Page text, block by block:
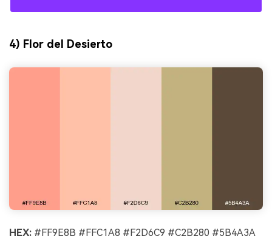
4) Flor del Desierto
HEX: #FF9E8B #FFC1A8 #F2D6C9 #C2B280 #5B4A3A